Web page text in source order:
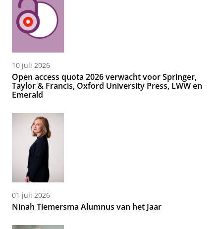
10 juli 2026
Open access quota 2026 verwacht voor Springer,
Taylor & Francis, Oxford University Press, LWW en
Emerald
01 juli 2026
Ninah Tiemersma Alumnus van het Jaar